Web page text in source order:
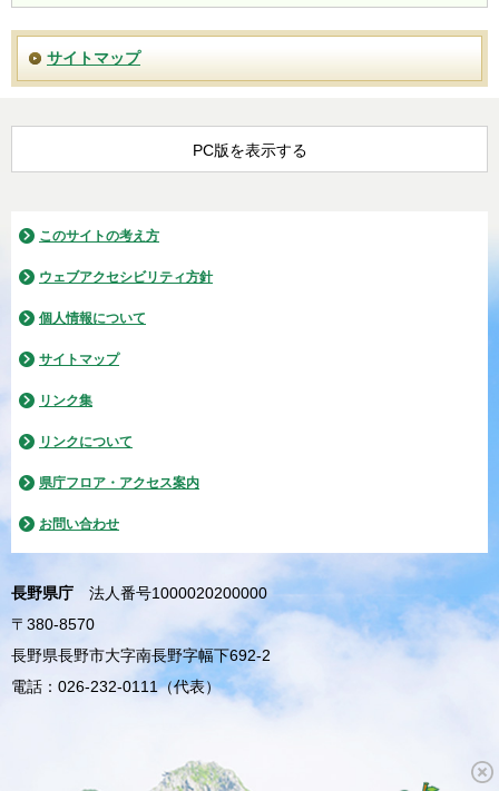
サイトマップ
PC版を表示する
このサイトの考え方
ウェブアクセシビリティ方針
個人情報について
サイトマップ
リンク集
リンクについて
県庁フロア・アクセス案内
お問い合わせ
長野県庁
法人番号1000020200000
〒380-8570
長野県長野市大字南長野字幅下692-2
電話：026-232-0111（代表）